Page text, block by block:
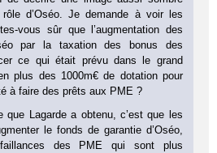
d’Oséo. Je demande à voir les
vous sûr que l’augmentation des
par la taxation des bonus des
ce qui était prévu dans le grand
plus des 1000m€ de dotation pour
à faire des prêts aux PME ?
que Lagarde a obtenu, c’est que les
le fonds de garantie d’Oséo,
des PME qui sont plus